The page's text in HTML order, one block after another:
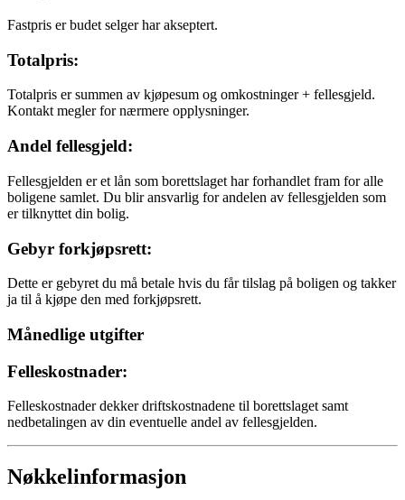
Fastpris er budet selger har akseptert.
Totalpris:
Totalpris er summen av kjøpesum og omkostninger + fellesgjeld.
Kontakt megler for nærmere opplysninger.
Andel fellesgjeld:
Fellesgjelden er et lån som borettslaget har forhandlet fram for alle
boligene samlet. Du blir ansvarlig for andelen av fellesgjelden som
er tilknyttet din bolig.
Gebyr forkjøpsrett:
Dette er gebyret du må betale hvis du får tilslag på boligen og takker
ja til å kjøpe den med forkjøpsrett.
Månedlige utgifter
Felleskostnader:
Felleskostnader dekker driftskostnadene til borettslaget samt
nedbetalingen av din eventuelle andel av fellesgjelden.
Nøkkelinformasjon